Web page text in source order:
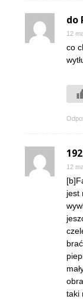
do
12
co
192
12
jest
taki